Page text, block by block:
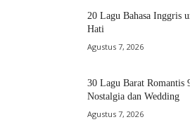
20 Lagu Bahasa Inggris
Hati
Agustus 7, 2026
30 Lagu Barat Romantis
Nostalgia dan Wedding
Agustus 7, 2026